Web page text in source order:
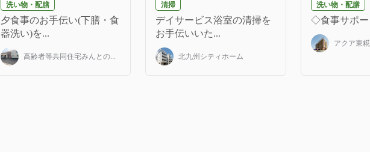
洗い物・配膳
夕食事のお手伝い(下膳・食
器洗い)を...
高齢者等共同住宅みんとの...
清掃
デイサービス浴室の清掃を
お手伝いいた...
北九州シティホーム
洗い物・配膳
◇食事サポー
アクア東